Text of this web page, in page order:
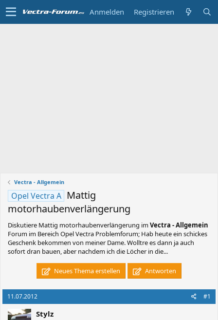
Anmelden Registrieren
Vectra - Allgemein
Opel Vectra A
Mattig
motorhaubenverlängerung
Diskutiere Mattig motorhaubenverlängerung imVectra - Allgemein
Forum im Bereich Opel Vectra Problemforum; Hab heute ein schickes
Geschenk bekommen von meiner Dame. Wolltre es dann ja auch
sofort dran bauen, aber nachdem ich die Löcher in die...
Neues Thema erstellen Antworten
11.07.2012 #1
Stylz